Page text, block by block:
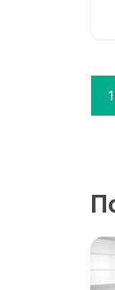
1